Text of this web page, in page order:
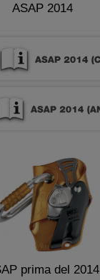
ASAP 2014
prima del 2014